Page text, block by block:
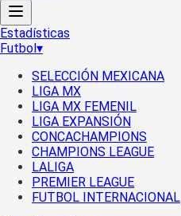
Estadísticas
Futbol▾
SELECCIÓN MEXICANA
LIGA MX
LIGA MX FEMENIL
LIGA EXPANSIÓN
CONCACHAMPIONS
CHAMPIONS LEAGUE
LALIGA
PREMIER LEAGUE
FUTBOL INTERNACIONAL